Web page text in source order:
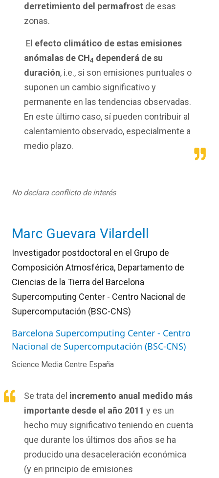
derretimiento del permafrost de esas
zonas.
El efecto climático de estas emisiones
anómalas de CH4 dependerá de su
duración, i.e., si son emisiones puntuales o
suponen un cambio significativo y
permanente en las tendencias observadas.
En este último caso, sí pueden contribuir al
calentamiento observado, especialmente a
medio plazo.
No declara conflicto de interés
Marc Guevara Vilardell
Investigador postdoctoral en el Grupo de
Composición Atmosférica, Departamento de
Ciencias de la Tierra del Barcelona
Supercomputing Center - Centro Nacional de
Supercomputación (BSC-CNS)
Barcelona Supercomputing Center - Centro
Nacional de Supercomputación (BSC-CNS)
Science Media Centre España
Se trata del incremento anual medido más
importante desde el año 2011 y es un
hecho muy significativo teniendo en cuenta
que durante los últimos dos años se ha
producido una desaceleración económica
(y en principio de emisiones